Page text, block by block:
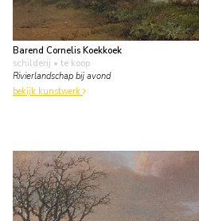
Barend Cornelis Koekkoek
schilderij • te koop
Rivierlandschap bij avond
bekijk kunstwerk